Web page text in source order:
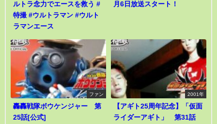
ルトラ念力でエースを救う #
特撮 #ウルトラマン #ウルト
ラマンエース
月6日放送スタート！
ファン
轟轟戦隊ボウケンジャー 第
25話[公式]
2001年
【アギト25周年記念】「仮面
ライダーアギト」 第31話